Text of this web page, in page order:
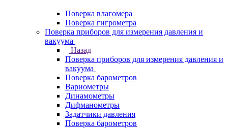
Поверка влагомера
Поверка гигрометра
Поверка приборов для измерения давления и
вакуума
Назад
Поверка приборов для измерения давления и
вакуума
Поверка барометров
Вариометры
Динамометры
Дифманометры
Задатчики давления
Поверка барометров